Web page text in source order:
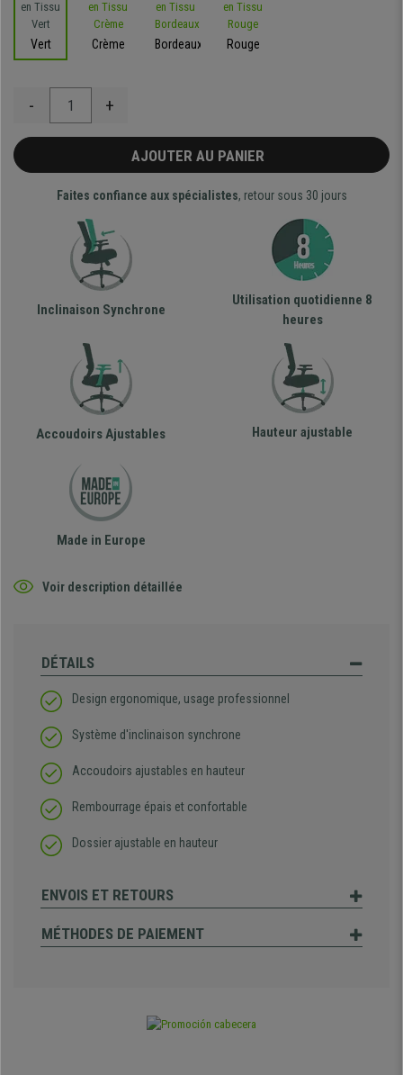
Vert Crème Bordeaux Rouge
- +
AJOUTER AU PANIER
Faites confiance aux spécialistes, retour sous 30 jours
Inclinaison Synchrone
Utilisation quotidienne 8
heures
Accoudoirs Ajustables Hauteur ajustable
Made in Europe
Voir description détaillée
DÉTAILS
Design ergonomique, usage professionnel
Système d'inclinaison synchrone
Accoudoirs ajustables en hauteur
Rembourrage épais et confortable
Dossier ajustable en hauteur
ENVOIS ET RETOURS
MÉTHODES DE PAIEMENT